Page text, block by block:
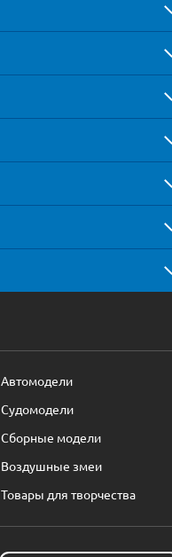
Автомодели
Судомодели
Сборные модели
Воздушные змеи
Товары для творчества